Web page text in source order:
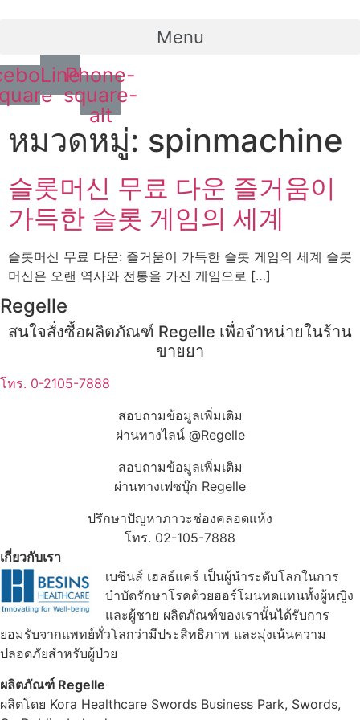
Menu
LinePhone-
square-
alt
หมวดหมู่: spinmachine
슬롯머신 무료 다운 즐거움이
가득한 슬롯 게임의 세계
슬롯머신 무료 다운: 즐거움이 가득한 슬롯 게임의 세계 슬롯
머신은 오랜 역사와 전통을 가진 게임으로 […]
Regelle
สนใจสั่งซื้อผลิตภัณฑ์ Regelle เพื่อจำหน่ายในร้าน
ขายยา
โทร. 0-2105-7888
สอบถามข้อมูลเพิ่มเติม
ผ่านทางไลน์ @Regelle
สอบถามข้อมูลเพิ่มเติม
ผ่านทางเฟซบุ๊ก Regelle
ปรึกษาปัญหาภาวะช่องคลอดแห้ง
โทร. 02-105-7888
เกี่ยวกับเรา
เบซินส์ เฮลธ์แคร์ เป็นผู้นำระดับโลกในการ
บำบัดรักษาโรคด้วยฮอร์โมนทดแทนทั้งผู้หญิง
และผู้ชาย ผลิตภัณฑ์ของเรานั้นได้รับการ
ยอมรับจากแพทย์ทั่วโลกว่ามีประสิทธิภาพ และมุ่งเน้นความ
ปลอดภัยสำหรับผู้ป่วย
ผลิตภัณฑ์ Regelle
ผลิตโดย Kora Healthcare Swords Business Park, Swords,